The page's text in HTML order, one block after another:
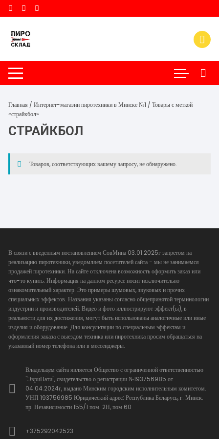
Перейти
к
содержимому
Главная /Интернет-магазин пиротехники в Минске №1 / Товары с меткой
«страйкбол»
СТРАЙКБОЛ
Товаров, соответствующих вашему запросу, не обнаружено.
В связи с введенным постановлением СовМина 03.01.2025г запретом на
реализацию пиротехники, уведомляем посетителей сайта - мы не занимаемся
продажей пиротехники. На сайте отключена возможность оформить заказ или
что-то купить. Информация на данном ресурсе носит исключительно
ознакомительный характер. Это примеры шумовых, звуковых и прочих
специальных эффектов. Названия указаны согласно общепринятой терминологии
индустрии и производителей. Видео и фото иллюстрируют эффект(ы), в
реальности для их достижения, могут быть использованы аналогичные или иные
изделия и оборудование. Для консультации по специальным эффектам и
оформления заказа с выездом техника или пиротехника просим обращаться на
указанный номер телефона или в мессенджеры.
Владельцем сайта является Общество с ограниченной ответственностью
"ЭвриПати", свидетельство о регистрации №193756985 от
04.04.2024г, выдано Минским городским исполнительным комитетом.
УНП 193756985 Юридический адрес: Республика Беларусь, г. Минск.
пр. Независимости 155/1 пом. 2Н, пом 60
+375292042523